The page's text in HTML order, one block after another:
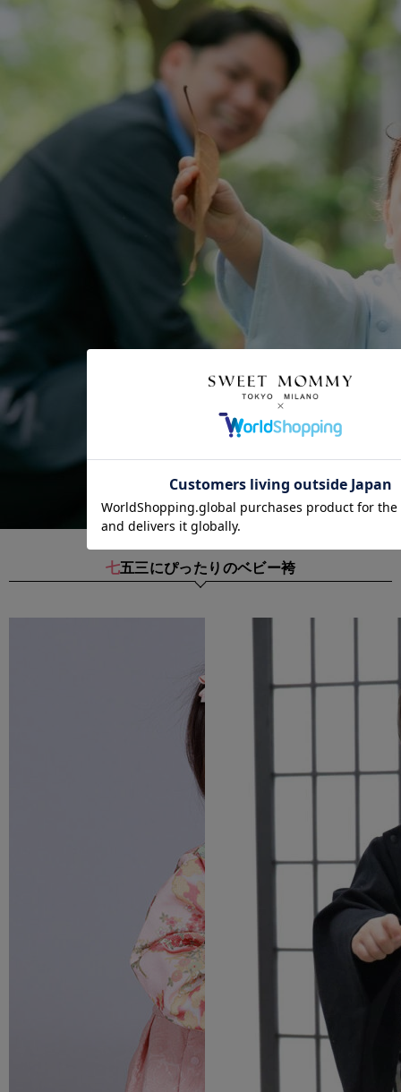
七五三にぴったりのベビー袴
クーポンコードをコピーしました。
ショッピングカート画面にてご入力ください。
クーポンのご利用には会員登録が必要となります。